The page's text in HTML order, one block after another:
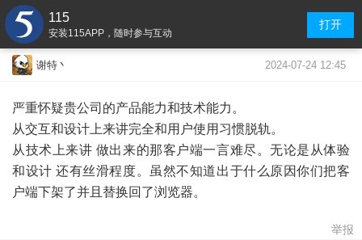
115
安装115APP，随时参与互动
打开
谢特丶 2024-07-24 12:45
严重怀疑贵公司的产品能力和技术能力。
从交互和设计上来讲完全和用户使用习惯脱轨。
从技术上来讲 做出来的那客户端一言难尽。无论是从体验
和设计 还有丝滑程度。虽然不知道出于什么原因你们把客
户端下架了并且替换回了浏览器。
举报